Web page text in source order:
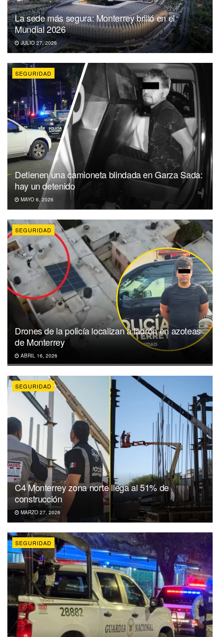
La sede más segura: Monterrey brilló en el
Mundial 2026
JULIO 27, 2026
SEGURIDAD
Detienen una camioneta blindada en Garza Sada:
hay un detenido
MAYO 6, 2026
SEGURIDAD
Drones de la policía localizan a ladrón en azoteas
de Monterrey
ABRIL 16, 2026
SEGURIDAD
C4 Monterrey zona norte llega al 51% de
construcción
MARZO 27, 2026
SEGURIDAD